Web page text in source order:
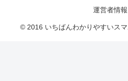
運営者情報
© 2016 いちばんわかりやすいスマ